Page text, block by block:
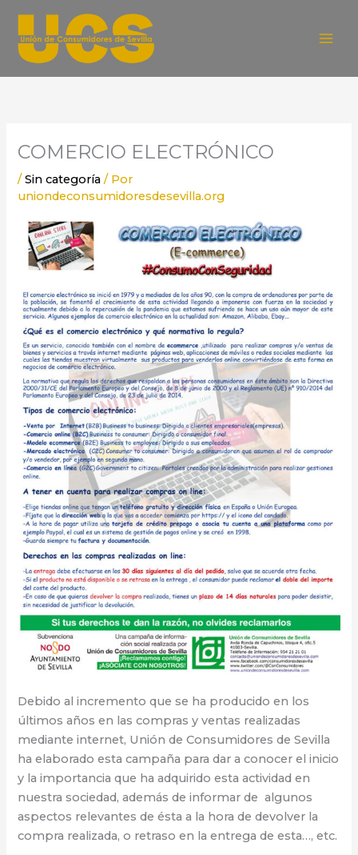
contenido
COMERCIO ELECTRÓNICO
/Sin categoría / Por
uniondeconsumidoresdesevilla.org
Debido al incremento que se ha producido en los
últimos años en las compras y ventas realizadas
mediante internet, Unión de Consumidores de Sevilla
ha elaborado esta campaña para dar a conocer el inicio
y la importancia que ha adquirido esta actividad en
nuestra sociedad, además de informar de algunos
aspectos relevantes de ésta a la hora de devolver la
compra realizada, o retraso en la entrega de esta…, etc.